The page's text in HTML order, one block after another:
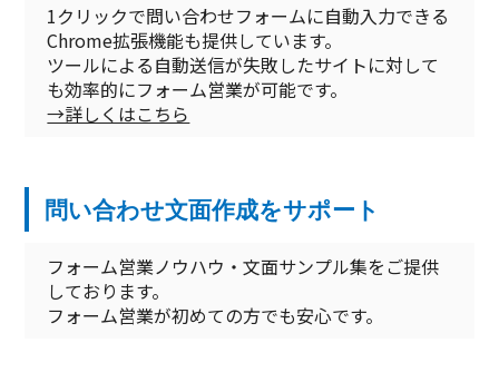
1クリックで問い合わせフォームに自動入力できる
Chrome拡張機能も提供しています。
ツールによる自動送信が失敗したサイトに対して
も効率的にフォーム営業が可能です。
→詳しくはこちら
問い合わせ文面作成をサポート
フォーム営業ノウハウ・文面サンプル集をご提供
しております。
フォーム営業が初めての方でも安心です。